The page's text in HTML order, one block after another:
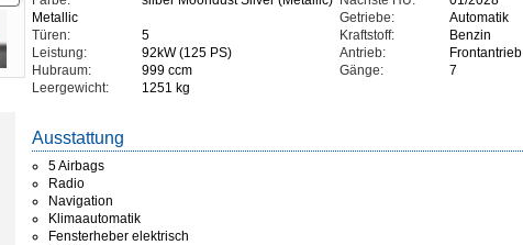
Metallic
Türen:
5
Leistung:
92kW (125 PS)
Hubraum:
999 ccm
Leergewicht:
1251 kg
Getriebe:
Automatik
Kraftstoff:
Benzin
Antrieb:
Frontantrieb
Gänge:
7
Ausstattung
5 Airbags
Radio
Navigation
Klimaautomatik
Fensterheber elektrisch